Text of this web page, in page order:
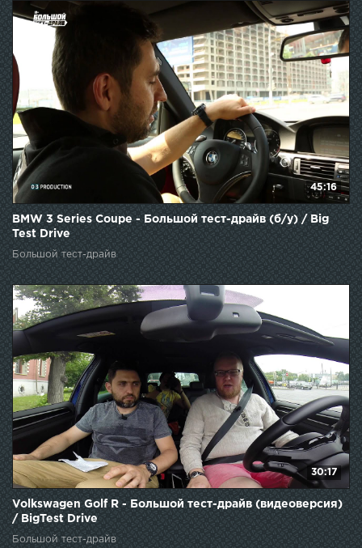
45:16
BMW 3 Series Coupe - Большой тест-драйв (б/у) / Big
Test Drive
Большой тест-драйв
30:17
Volkswagen Golf R - Большой тест-драйв (видеоверсия)
/ BigTest Drive
Большой тест-драйв